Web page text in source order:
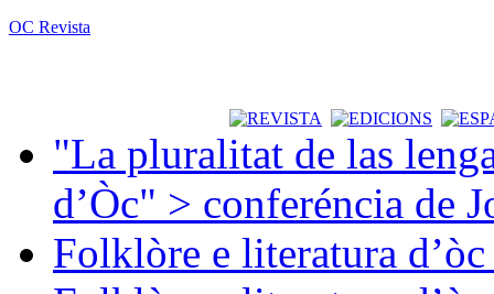
OC Revista
"La pluralitat de las
d’Òc" > conferéncia de
Folklòre e literatura